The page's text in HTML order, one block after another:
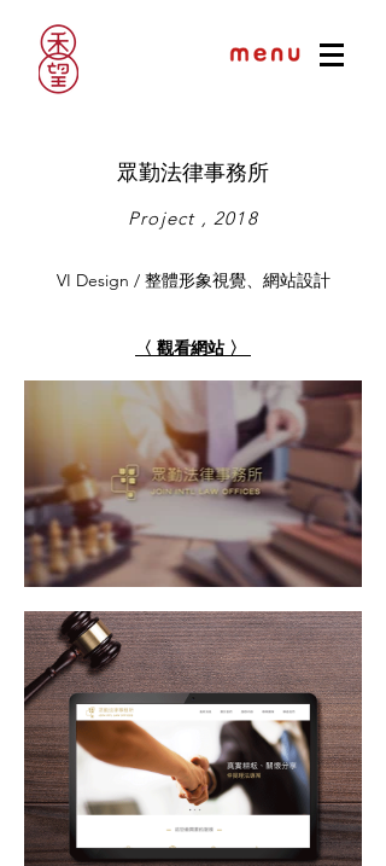
眾勤法律事務所
Project , 2018
VI Design / 整體形象視覺、網站設計
〈 觀看網站 〉